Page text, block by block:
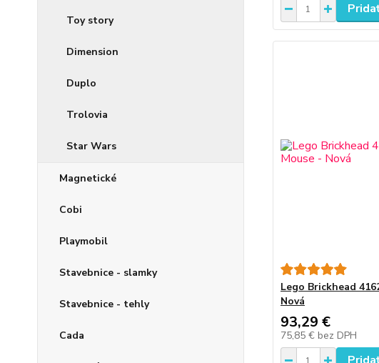
Toy story
Dimension
Duplo
Trolovia
Star Wars
Magnetické
Cobi
Playmobil
Stavebnice - slamky
Stavebnice - tehly
Cada
Lego Brickhead
Nová
93,29 €
75,85 € bez DPH